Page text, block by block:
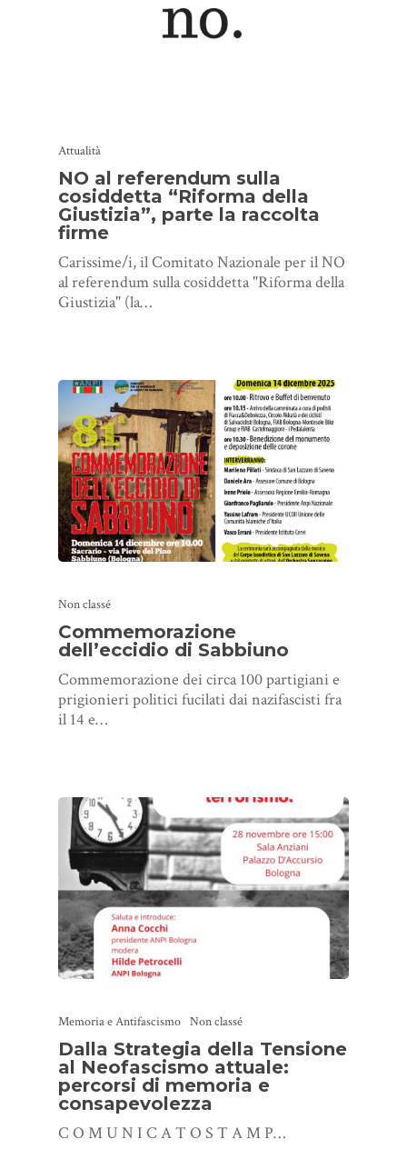
Attualità
NO al referendum sulla
cosiddetta “Riforma della
Giustizia”, parte la raccolta
firme
Carissime/i, il Comitato Nazionale per il NO
al referendum sulla cosiddetta "Riforma della
Giustizia" (la…
Non classé
Commemorazione
dell’eccidio di Sabbiuno
Commemorazione dei circa 100 partigiani e
prigionieri politici fucilati dai nazifascisti fra
il 14 e…
Memoria e Antifascismo Non classé
Dalla Strategia della Tensione
al Neofascismo attuale:
percorsi di memoria e
consapevolezza
C O M U N I C A T O S T A M P…